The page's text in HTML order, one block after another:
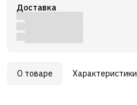
Доставка
О товаре Характеристики